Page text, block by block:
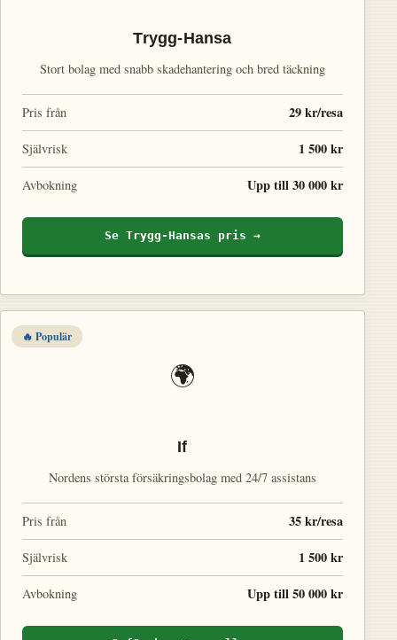
Trygg-Hansa
Stort bolag med snabb skadehantering och bred täckning
Pris från 29 kr/resa
Självrisk 1 500 kr
Avbokning Upp till 30 000 kr
Se Trygg-Hansas pris →
🔥 Populär
🌍
If
Nordens största försäkringsbolag med 24/7 assistans
Pris från 35 kr/resa
Självrisk 1 500 kr
Avbokning Upp till 50 000 kr